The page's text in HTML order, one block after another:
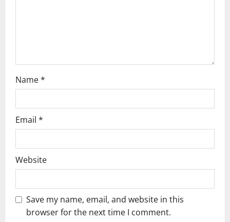
Name*
Email *
Website
Save my name, email, and website in this
browser for the next time I comment.